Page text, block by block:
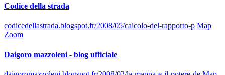
Codice della strada
codicedellastrada.blogspot.fr/2008/05/calcolo-del-rapporto-p Map
Zoom
Daigoro mazzoleni - blog ufficiale